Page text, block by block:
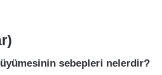
sebepleri nelerdir?